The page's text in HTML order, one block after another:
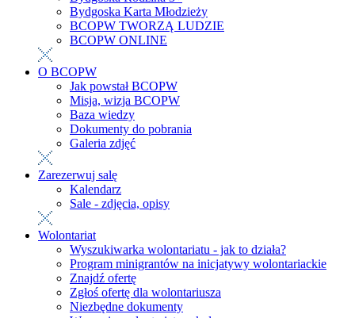
Bydgoska Karta Młodzieży
BCOPW TWORZĄ LUDZIE
BCOPW ONLINE
O BCOPW
Jak powstał BCOPW
Misja, wizja BCOPW
Baza wiedzy
Dokumenty do pobrania
Galeria zdjęć
Zarezerwuj salę
Kalendarz
Sale - zdjęcia, opisy
Wolontariat
Wyszukiwarka wolontariatu - jak to działa?
Program minigrantów na inicjatywy wolontariackie
Znajdź ofertę
Zgłoś ofertę dla wolontariusza
Niezbędne dokumenty